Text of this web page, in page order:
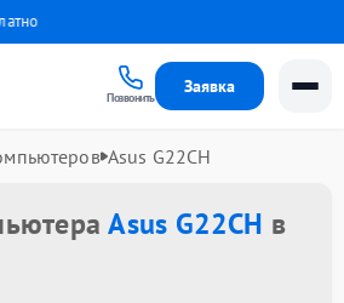
Позвонить
Заявка
Asus G22CH
Asus G22CH в